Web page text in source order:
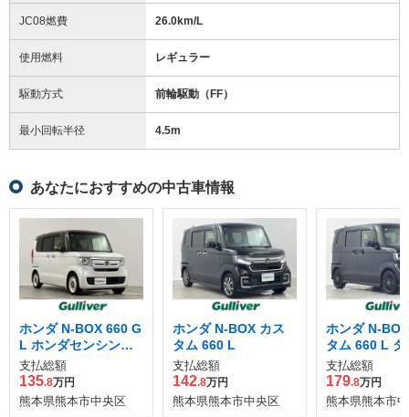
JC08燃費 26.0km/L
使用燃料 レギュラー
駆動方式 前輪駆動（FF）
最小回転半径 4.5m
あなたにおすすめの中古車情報
ホンダ N-BOX 660 G
L ホンダセンシング
カッパーブラウンス
タイル
支払総額
135.8万円
熊本県熊本市中央区
ホンダ N-BOX カス
タム 660 L
支払総額
142.8万円
熊本県熊本市中央区
ホンダ N-
タム 660 L タ
タイルプラス
ク
支払総額
179.8万円
熊本県熊本市